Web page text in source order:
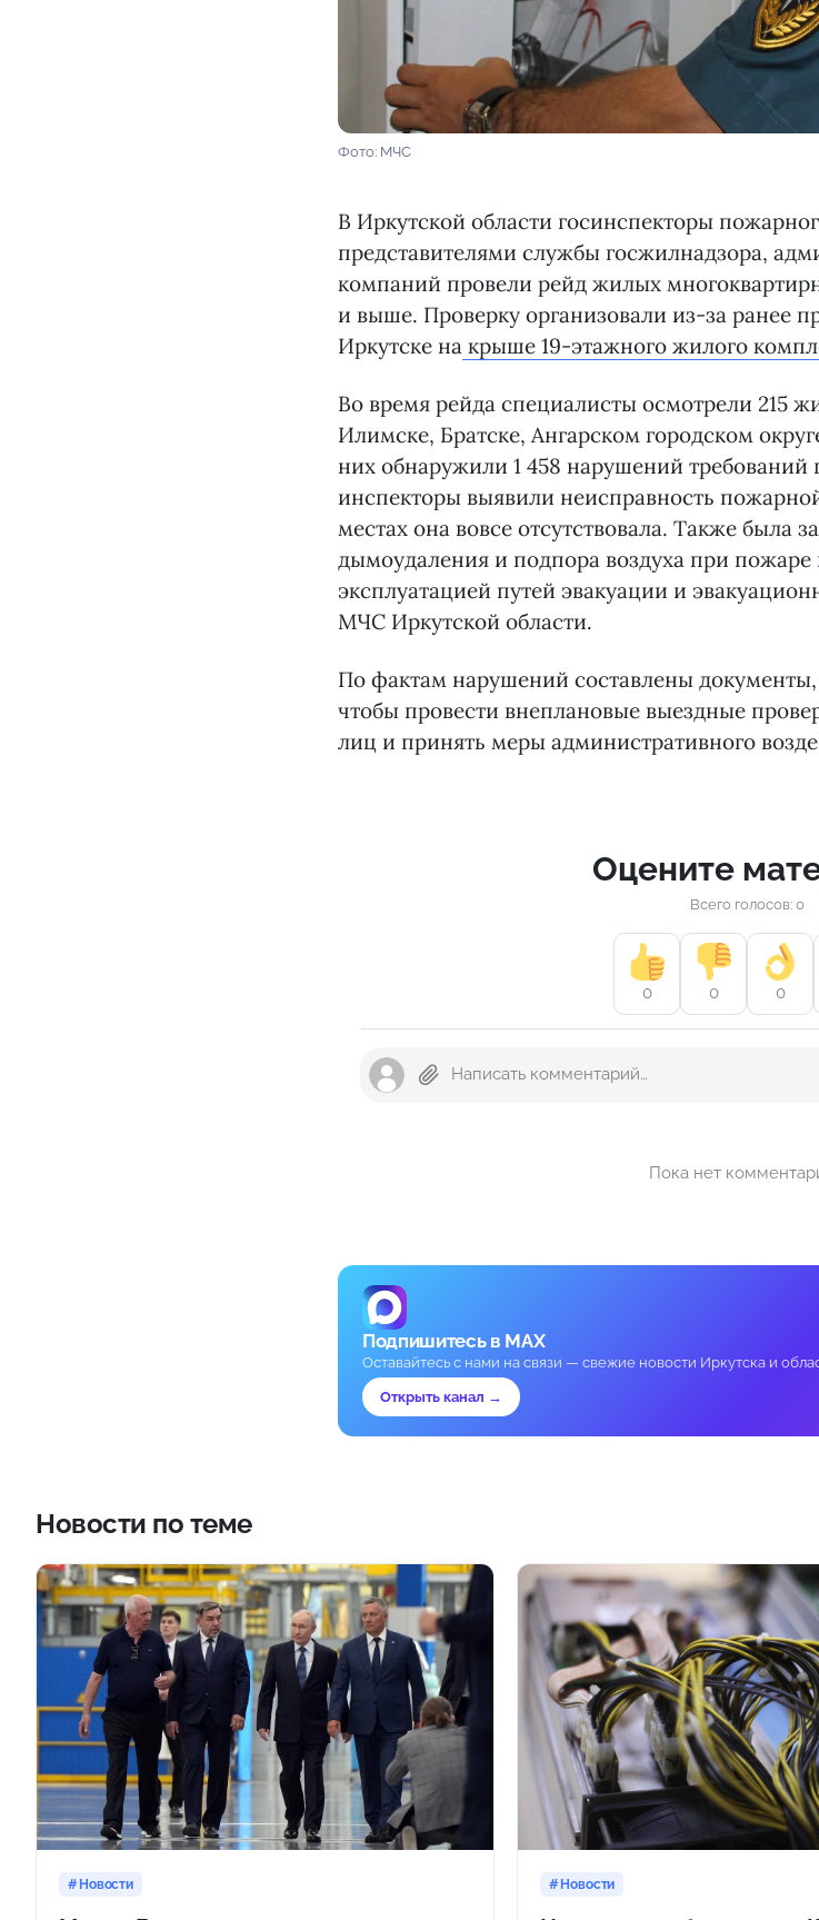
Фото: МЧС
В Иркутской области госинспекторы
представителями службы госжилнадзора,
компаний провели рейд жилых
и выше. Проверку организовали из-за ранее
Иркутске на крыше 19-этажного жилого
Во время рейда специалисты осмотрели 215
Илимске, Братске, Ангарском городском
них обнаружили 1 458 нарушений требований
инспекторы выявили неисправность
местах она вовсе отсутствовала. Также была
дымоудаления и подпора воздуха при
эксплуатацией путей эвакуации и
МЧС Иркутской области.
По фактам нарушений составлены документы,
чтобы провести внеплановые выездные
лиц и принять меры административного
Оцените
Всего голосов: 0
0 0 0
Пока нет
Подпишитесь в MAX
Оставайтесь с нами на связи — свежие новости Иркутска и
Открыть канал →
Новости по теме
Новости Новости